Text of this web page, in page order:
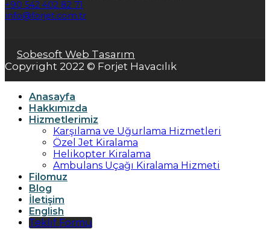
+90 542 402 82 71
info@forjet.com.tr
Sobesoft Web Tasarım
Copyright 2022 © Forjet Havacılık
Anasayfa
Hakkımızda
Hizmetlerimiz
Karşılama ve Uğurlama Hizmetleri
Özel Jet Kiralama
Helikopter Kiralama
Ambulans Uçağı Kiralama Hizmeti
Filomuz
Blog
İletişim
English
Teklif Formu